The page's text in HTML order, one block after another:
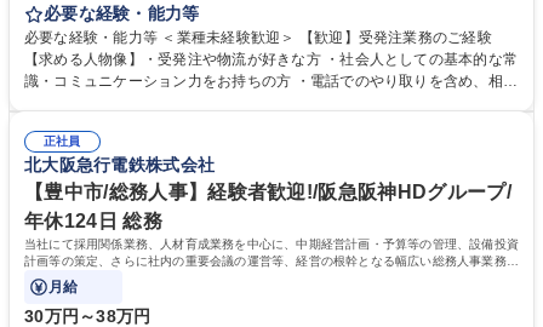
として営業サポートや書類作成、データ入力、電話対応などの業務をお任
せします。 ・受注／出荷指示／売上管理／仕入管理／在庫管理／お客様や
倉庫と電話確認など、販売に関わる事務、営業サポートをお願いします。
・入社後は商品について覚えることから始め、先輩社員OJTと共に業務を
万～・残業10H◆食品原料・健康食品の商社
必要な経験・能力等
必要な経験・能力等 ＜業種未経験歓迎＞ 【歓迎】受発注業務のご経験
【求める人物像】・受発注や物流が好きな方 ・社会人としての基本的な常
識・コミュニケーション力をお持ちの方 ・電話でのやり取りを含め、相手
演算ができる方 ・業務ルールや指示を理解し、行動できる方 学歴・資格
学歴：大学院 大学 短大 語学力： 資格：
正社員
北大阪急行電鉄株式会社
【豊中市/総務人事】経験者歓迎!/阪急阪神HDグループ/
年休124日 総務
当社にて採用関係業務、人材育成業務を中心に、中期経営計画・予算等の管理、設備投資
計画等の策定、さらに社内の重要会議の運営等、経営の根幹となる幅広い総務人事業務全
般を担当していただきます。
月給
30万円～38万円